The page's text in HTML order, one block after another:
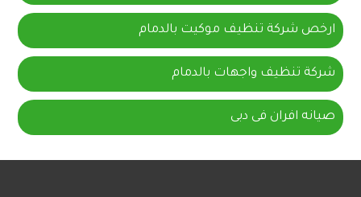
ارخص شركة تنظيف موكيت بالدمام
شركة تنظيف واجهات بالدمام
صيانه افران فى دبى